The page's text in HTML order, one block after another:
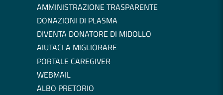
AMMINISTRAZIONE TRASPARENTE
DONAZIONI DI PLASMA
DIVENTA DONATORE DI MIDOLLO
AIUTACI A MIGLIORARE
PORTALE CAREGIVER
WEBMAIL
ALBO PRETORIO